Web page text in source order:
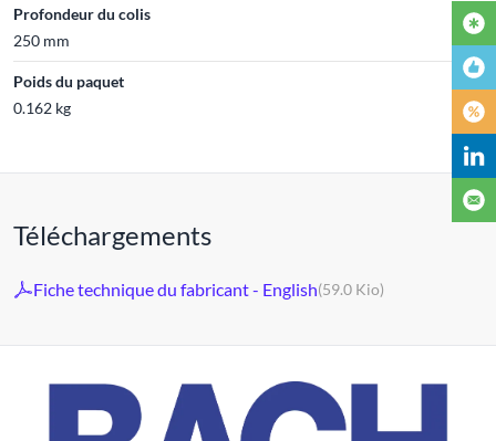
Profondeur du colis
250 mm
Poids du paquet
0.162 kg
Téléchargements
Fiche technique du fabricant - English(59.0 Kio)